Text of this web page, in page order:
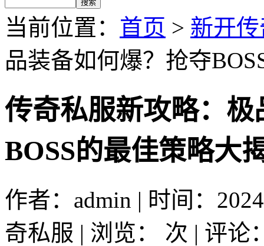
当前位置： 首页 > 新开
品装备如何爆？抢夺
传奇私服新攻略：
BOSS的最佳策略大
作者：admin | 时间：
奇私服 | 浏览：
次 | 评论